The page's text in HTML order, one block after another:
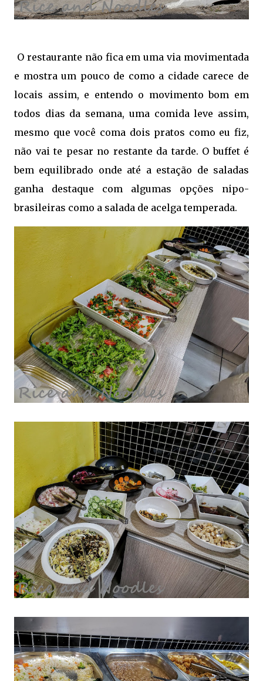
O restaurante não fica em uma via movimentada
e mostra um pouco de como a cidade carece de
locais assim, e entendo o movimento bom em
todos dias da semana, uma comida leve assim,
mesmo que você coma dois pratos como eu fiz,
não vai te pesar no restante da tarde. O buffet é
bem equilibrado onde até a estação de saladas
ganha destaque com algumas opções nipo-
brasileiras como a salada de acelga temperada.